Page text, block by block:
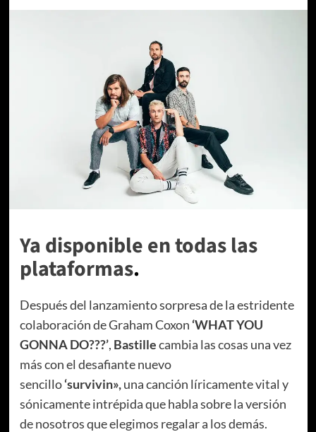
Ya disponible en todas las
plataformas.
Después del lanzamiento sorpresa de la estridente
colaboración de Graham Coxon ‘WHAT YOU
GONNA DO???’, Bastillecambia las cosas una vez
más con el desafiante nuevo
sencillo‘survivin»,una canción líricamente vital y
sónicamente intrépida que habla sobre la versión
de nosotros que elegimos regalar a los demás.